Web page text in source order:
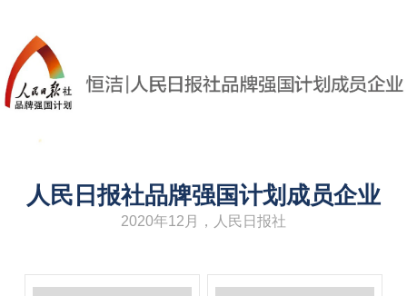
人民日报社品牌强国计划成员企业
2020年12月，人民日报社